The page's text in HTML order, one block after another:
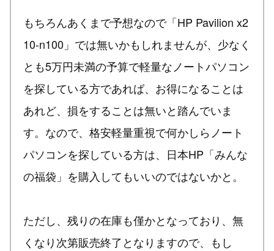
もちろんあくまで予想なので「HP Pavilion x2
10-n100」では無いかもしれませんが、少なく
とも5万円未満の予算で軽量なノートパソコン
を探している方であれば、お得になることは
あれど、損をすることは無いと踏んでいま
す。なので、格安軽量重視で何かしらノート
パソコンを探している方は、日本HP「みんな
の福袋」を購入してもいいのではないかと。
ただし、残りの在庫も僅かとなっており、無
くなり次第販売終了となりますので、もし